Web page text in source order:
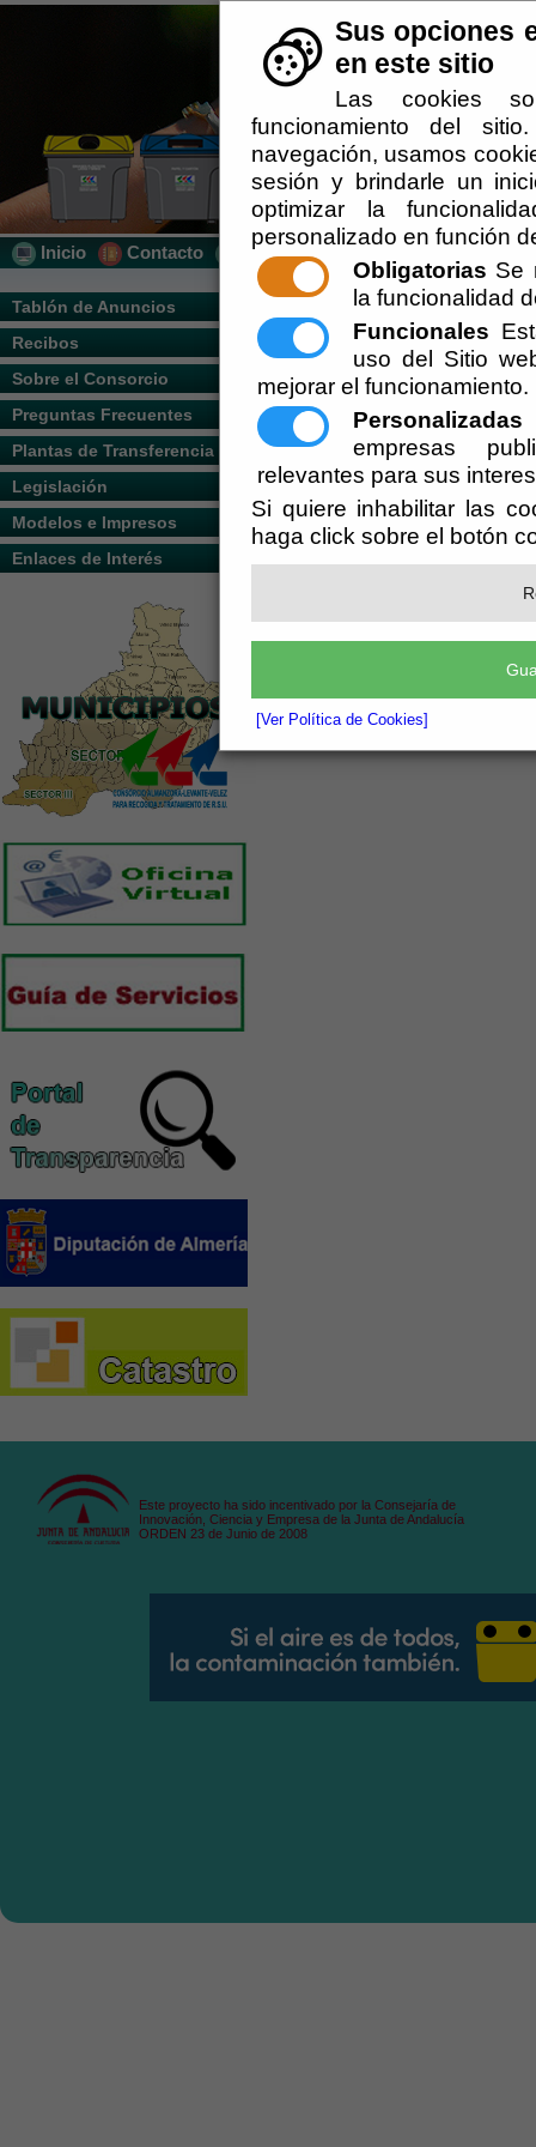
Sus opciones
en este sitio
Las cookies
funcionamiento del
navegación, usamos
sesión y brindarle un
optimizar la
personalizado en función
Obligatorias Se
la funcionalidad
Funcionales
uso del Sitio
mejorar el funcionamiento.
Personalizadas
empresas
relevantes para sus
Si quiere inhabilitar las
haga click sobre el botón
[Ver Política de Cookies]
Inicio Contacto Localización
Tablón de Anuncios
Recibos
Sobre el Consorcio
Preguntas Frecuentes
Plantas de Transferencia
Legislación
Modelos e Impresos
Enlaces de Interés
Usted se encuentra aquí:Inicio //
Escuchar
LOCALIZACION OFICINAS
DATOS DE CONTACTO
Atención al Público: de 9:00h a 14:00
Teléfono: 950 430 229
Fax: 950 121 204
Dirección: Paraje Terdiguera s/n Pol
Este proyecto ha sido incentivado por la Consejaría de
Innovación, Ciencia y Empresa de la Junta de Andalucía
ORDEN 23 de Junio de 2008